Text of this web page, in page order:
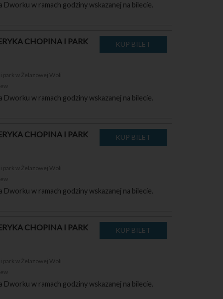
Dworku w ramach godziny wskazanej na bilecie.
CHOPINA I PARK
park w Żelazowej Woli
Dworku w ramach godziny wskazanej na bilecie.
CHOPINA I PARK
park w Żelazowej Woli
Dworku w ramach godziny wskazanej na bilecie.
CHOPINA I PARK
park w Żelazowej Woli
Dworku w ramach godziny wskazanej na bilecie.